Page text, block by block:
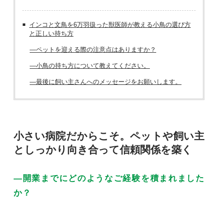
インコと文鳥を6万羽扱った獣医師が教える小鳥の選び方
と正しい持ち方
―ペットを迎える際の注意点はありますか？
―小鳥の持ち方について教えてください。
―最後に飼い主さんへのメッセージをお願いします。
小さい病院だからこそ。ペットや飼い主
としっかり向き合って信頼関係を築く
―開業までにどのようなご経験を積まれました
か？